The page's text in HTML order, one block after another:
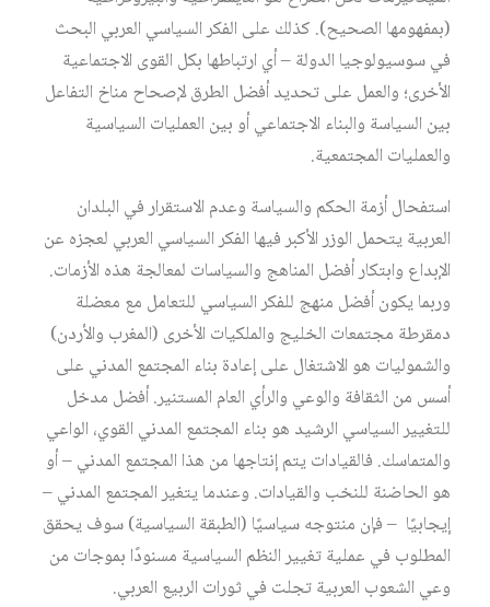
(بمفهومها الصحيح). كذلك على الفكر السياسي العربي البحث
في سوسيولوجيا الدولة – أي ارتباطها بكل القوى الاجتماعية
الأخرى؛ والعمل على تحديد أفضل الطرق لإصحاح مناخ التفاعل
بين السياسة والبناء الاجتماعي أو بين العمليات السياسية
والعمليات المجتمعية.
استفحال أزمة الحكم والسياسة وعدم الاستقرار في البلدان
العربية يتحمل الوزر الأكبر فيها الفكر السياسي العربي لعجزه عن
الإبداع وابتكار أفضل المناهج والسياسات لمعالجة هذه الأزمات.
وربما يكون أفضل منهج للفكر السياسي للتعامل مع معضلة
دمقرطة مجتمعات الخليج والملكيات الأخرى (المغرب والأردن)
والشموليات هو الاشتغال على إعادة بناء المجتمع المدني على
أسس من الثقافة والوعي والرأي العام المستنير. أفضل مدخل
للتغيير السياسي الرشيد هو بناء المجتمع المدني القوي، الواعي
والمتماسك. فالقيادات يتم إنتاجها من هذا المجتمع المدني – أو
هو الحاضنة للنخب والقيادات. وعندما يتغير المجتمع المدني –
إيجابيًا – فإن منتوجه سياسيًا (الطبقة السياسية) سوف يحقق
المطلوب في عملية تغيير النظم السياسية مسنودًا بموجات من
وعي الشعوب العربية تجلت في ثورات الربيع العربي.